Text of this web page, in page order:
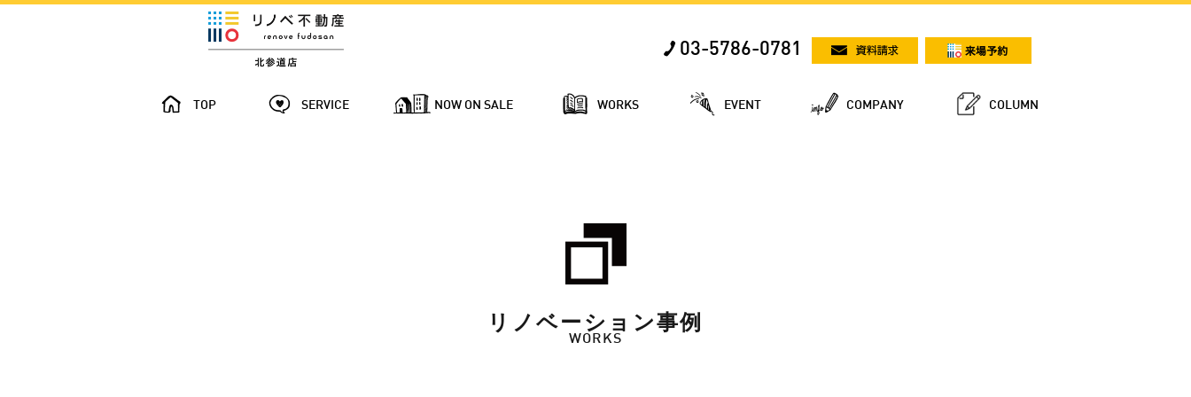
03-5786-0781
TOP SERVICE NOW ON SALE WORKS EVENT COMPANY COLUMN
リノベーション事例
WORKS